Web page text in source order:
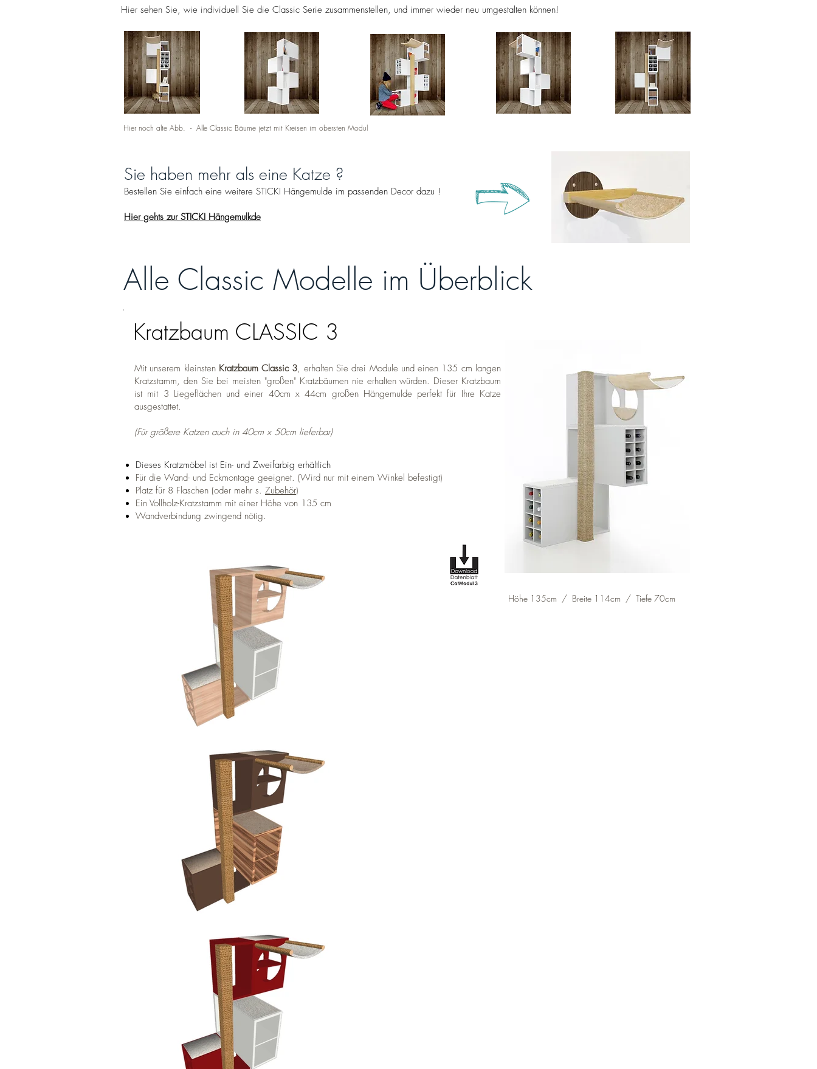
Hier sehen Sie, wie individuell Sie die Classic Serie zusammenstellen, und immer wieder neu umgestalten können!
Hier noch alte Abb. - Alle Classic Bäume jetzt mit Kreisen im obersten Modul
Sie haben mehr als eine Katze ?
Bestellen Sie einfach eine weitere STICKI Hängemulde im passenden Decor dazu !
Hier gehts zur STICKI Hängemulkde
Alle Classic Modelle im Überblick
Mit unserem kleinsten Kratzbaum Classic 3, erhalten Sie drei Module und einen 135 cm langen
Kratzstamm, den Sie bei meisten "großen" Kratzbäumen nie erhalten würden. Dieser Kratzbaum
ist mit 3 Liegeflächen und einer 40cm x 44cm großen Hängemulde perfekt für Ihre Katze
ausgestattet.
(Für größere Katzen auch in 40cm x 50cm lieferbar)
Kratzbaum CLASSIC 3
Dieses Kratzmöbel ist Ein- und Zweifarbig erhältlich
Für die Wand- und Eckmontage geeignet. (Wird nur mit einem Winkel befestigt)
Platz für 8 Flaschen (oder mehr s. Zubehör)
Ein Vollholz-Kratzstamm mit einer Höhe von 135 cm​
Wandverbindung zwingend nötig.
Höhe 135cm / Breite 114cm / Tiefe 70cm